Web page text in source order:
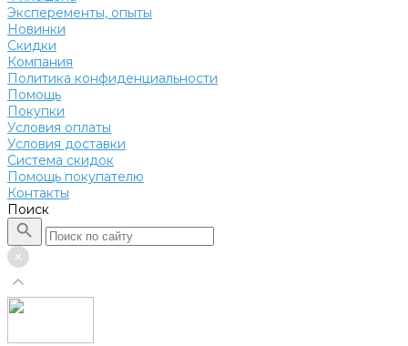
Эксперементы, опыты
Новинки
Скидки
Компания
Политика конфиденциальности
Помощь
Покупки
Условия оплаты
Условия доставки
Система скидок
Помощь покупателю
Контакты
Поиск